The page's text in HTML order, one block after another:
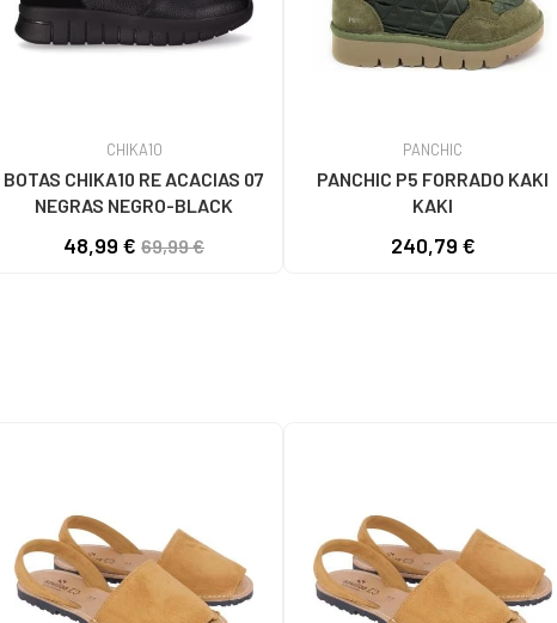
CHIKA10
BOTAS CHIKA10 RE ACACIAS 07
NEGRAS NEGRO-BLACK
48,99 € 69,99 €
PANCHIC
PANCHIC P5 FORRADO KAKI
KAKI
240,79 €